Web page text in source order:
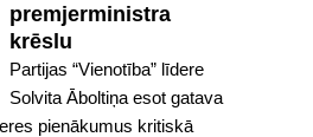
premjerministra
krēslu
Partijas “Vienotība” līdere
Solvita Āboltiņa esot gatava
pienākumus kritiskā